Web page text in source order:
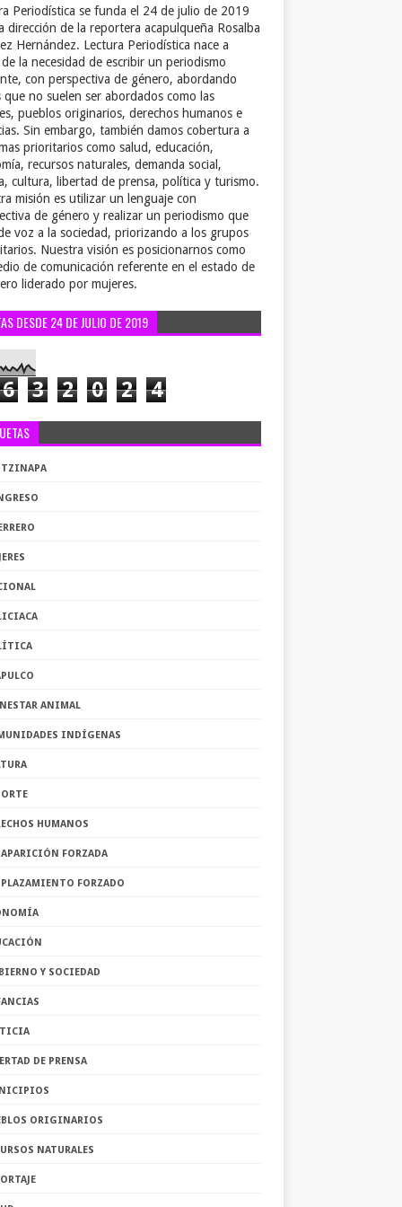
Periodística se funda el 24 de julio de 2019
dirección de la reportera acapulqueña Rosalba
Hernández. Lectura Periodística nace a
la necesidad de escribir un periodismo
con perspectiva de género, abordando
que no suelen ser abordados como las
pueblos originarios, derechos humanos e
Sin embargo, también damos cobertura a
prioritarios como salud, educación,
recursos naturales, demanda social,
cultura, libertad de prensa, política y turismo.
misión es utilizar un lenguaje con
de género y realizar un periodismo que
voz a la sociedad, priorizando a los grupos
Nuestra visión es posicionarnos como
de comunicación referente en el estado de
liderado por mujeres.
DESDE 24 DE JULIO DE 2019
6 3 2 0 2 4
ANIMAL
INDÍGENAS
HUMANOS
FORZADA
FORZADO
Y SOCIEDAD
DE PRENSA
ORIGINARIOS
NATURALES